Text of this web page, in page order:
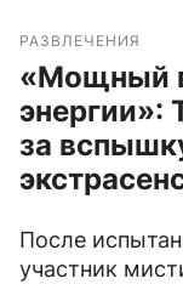
РАЗВЛЕЧЕНИЯ
«Мощный
энергии»:
за
После
участник